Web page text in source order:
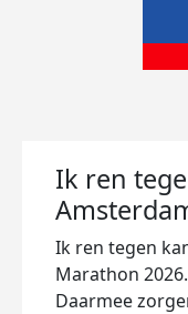
Ik ren
Ik ren tegen
Marathon
Daarmee